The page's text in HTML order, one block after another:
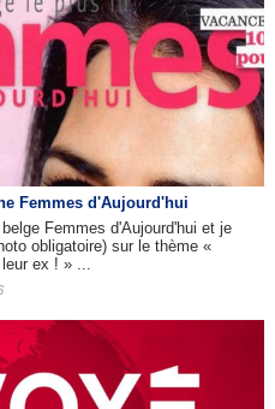
Femmes d'Aujourd'hui
Femmes d'Aujourd'hui et je
obligatoire) sur le thème «
ex ! » ...